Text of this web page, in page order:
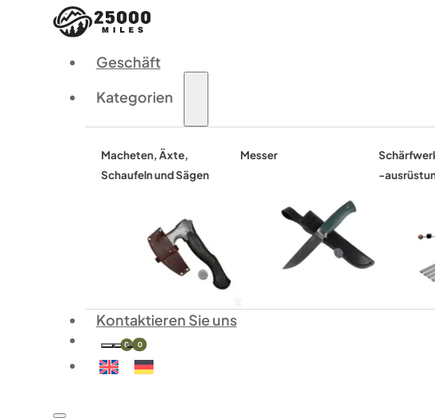
Geschäft
Kategorien
Macheten, Äxte,
Schaufeln und Sägen
Messer
-
Kontaktieren Sie uns
0 0